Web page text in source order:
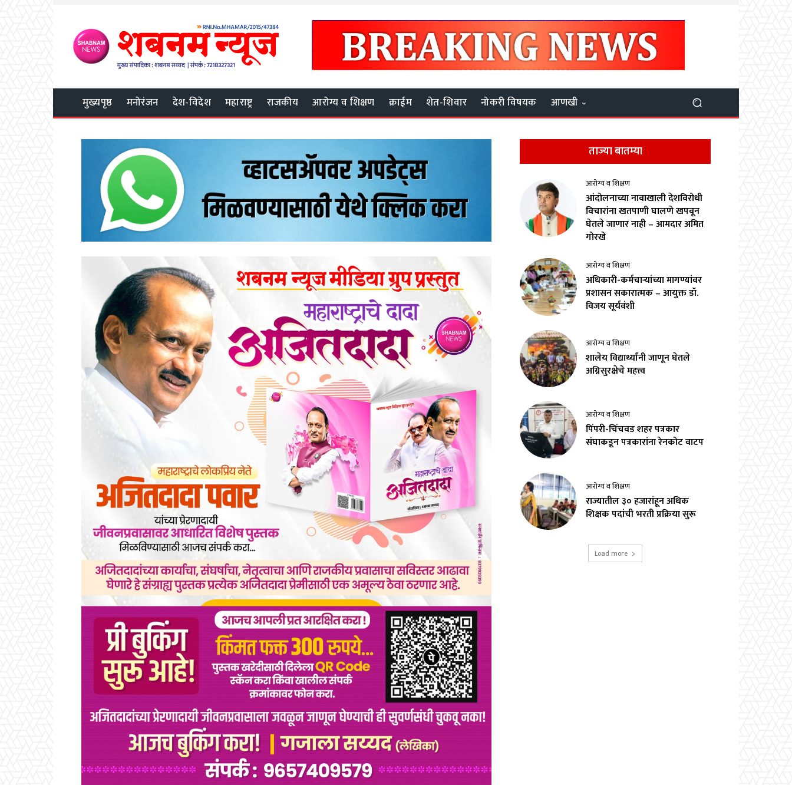
मुख्यपृष्ठ मनोरंजन देश-विदेश महाराष्ट्र राजकीय आरोग्य व शिक्षण क्राईम शेत-शिवार नोकरी विषयक आणखी
ताज्या बातम्या
आरोग्य व शिक्षण
आंदोलनाच्या नावाखाली देशविरोधी
विचारांना खतपाणी घालणे खपवून
घेतले जाणार नाही – आमदार अमित
गोरखे
आरोग्य व शिक्षण
अधिकारी-कर्मचाऱ्यांच्या मागण्यांवर
प्रशासन सकारात्मक – आयुक्त डॉ.
विजय सूर्यवंशी
आरोग्य व शिक्षण
शालेय विद्यार्थ्यांनी जाणून घेतले
अग्निसुरक्षेचे महत्त्व
आरोग्य व शिक्षण
पिंपरी-चिंचवड शहर पत्रकार
संघाकडून पत्रकारांना रेनकोट वाटप
आरोग्य व शिक्षण
राज्यातील ३० हजारांहून अधिक
शिक्षक पदांची भरती प्रक्रिया सुरू
Load more